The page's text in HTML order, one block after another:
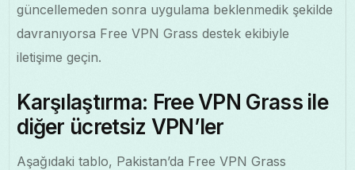
güncellemeden sonra uygulama beklenmedik şekilde
davranıyorsa Free VPN Grass destek ekibiyle
iletişime geçin.
Karşılaştırma: Free VPN Grass ile
diğer ücretsiz VPN’ler
Aşağıdaki tablo, Pakistan’da Free VPN Grass